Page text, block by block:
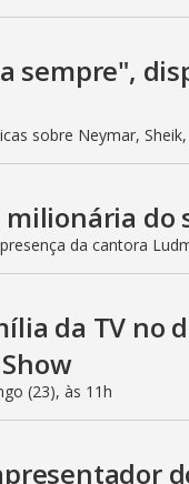
sempre",
sobre Neymar,
do
da cantora
da TV no
(23), às 11h